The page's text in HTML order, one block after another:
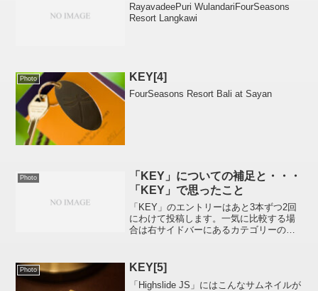
RayavadeePuri WulandariFourSeasons
Resort Langkawi
Photo KEY[4]
FourSeasons Resort Bali at Sayan
Photo
「KEY」についての補足と・・・
「KEY」で思ったこと
「KEY」のエントリーはあと3本ずつ2回
にわけて投稿します。一気に比較する場
合は右サイドバーにあるカテゴリーの
れない「KEY」ってありませんか？私の
場合＊＊＊...
Photo KEY[5]
「Highslide JS」にはこんなサムネイルが